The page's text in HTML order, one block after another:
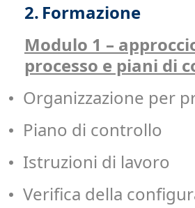
2. Formazione
Modulo 1 –
processo e piani di
• Organizzazione per
• Piano di controllo
• Istruzioni di lavoro
• Verifica della